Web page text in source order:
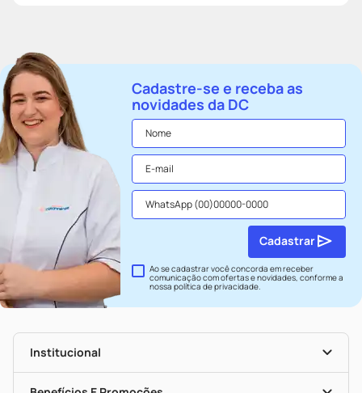
Cadastre-se e receba as
novidades da DC
Ao se cadastrar você concorda em receber
comunicação com ofertas e novidades, conforme a
nossapolítica de privacidade.
Cadastrar
Institucional
História